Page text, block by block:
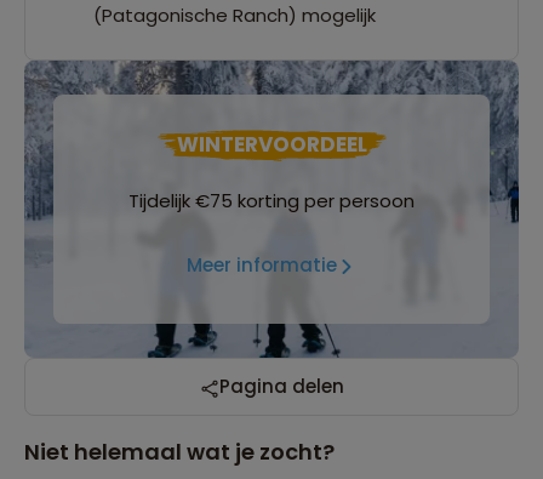
(Patagonische Ranch) mogelijk
WINTERVOORDEEL
Tijdelijk €75 korting per persoon
Meer informatie
Pagina delen
Niet helemaal wat je zocht?